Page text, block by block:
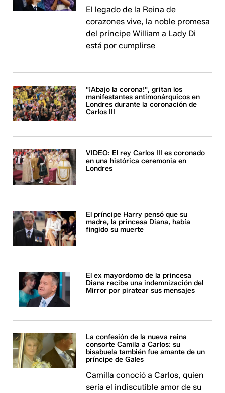
El legado de la Reina de
corazones vive, la noble promesa
del príncipe William a Lady Di
está por cumplirse
"¡Abajo la corona!", gritan los
manifestantes antimonárquicos en
Londres durante la coronación de
Carlos III
VIDEO: El rey Carlos III es coronado
en una histórica ceremonia en
Londres
El príncipe Harry pensó que su
madre, la princesa Diana, había
fingido su muerte
El ex mayordomo de la princesa
Diana recibe una indemnización del
Mirror por piratear sus mensajes
La confesión de la nueva reina
consorte Camila a Carlos: su
bisabuela también fue amante de un
príncipe de Gales
Camilla conoció a Carlos, quien
sería el indiscutible amor de su